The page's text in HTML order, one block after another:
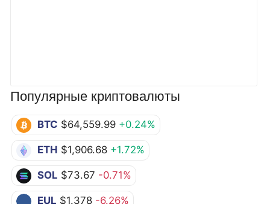
Популярные криптовалюты
BTC $64,559.99 +0.24%
ETH $1,906.68 +1.72%
SOL $73.67 -0.71%
EUL $1.378 -6.26%